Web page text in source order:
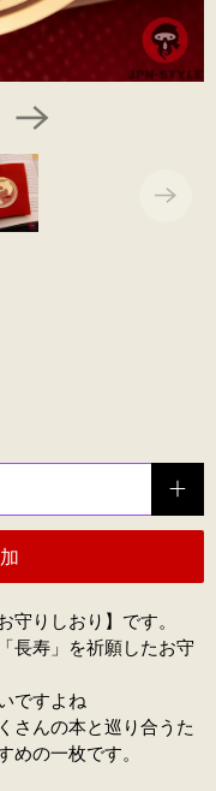
りしおり】です。
「長寿」を祈願したお守
ですよね
さんの本と巡り合うた
の一枚です。